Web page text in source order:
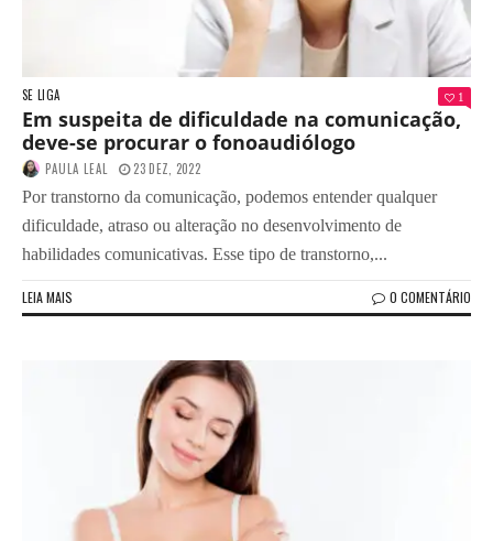
SE LIGA 1
Em suspeita de dificuldade na comunicação,
deve-se procurar o fonoaudiólogo
PAULA LEAL 23 DEZ, 2022
Por transtorno da comunicação, podemos entender qualquer
dificuldade, atraso ou alteração no desenvolvimento de
habilidades comunicativas. Esse tipo de transtorno,...
LEIA MAIS 0 COMENTÁRIO